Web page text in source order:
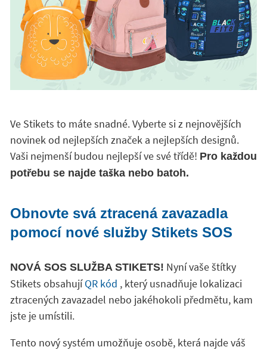
Ve Stikets to máte snadné. Vyberte si z nejnovějších
novinek od nejlepších značek a nejlepších designů.
Vaši nejmenší budou nejlepší ve své třídě! Pro každou
potřebu se najde taška nebo batoh.
Obnovte svá ztracená zavazadla
pomocí nové služby Stikets SOS
NOVÁ SOS SLUŽBA STIKETS! Nyní vaše štítky
Stikets obsahujíQR kód , který usnadňuje lokalizaci
ztracených zavazadel nebo jakéhokoli předmětu, kam
jste je umístili.
Tento nový systém umožňuje osobě, která najde váš